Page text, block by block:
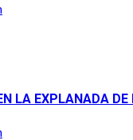
LA EXPLANADA